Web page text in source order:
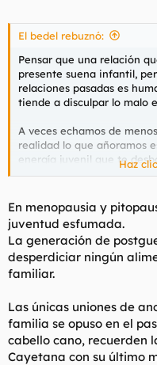
El bedel rebuznó:
Pensar que una relación
presente suena infantil,
relaciones pasadas es
tiende a disculpar lo malo
A veces echamos de
realidad lo que añoramos
energía juvenil que te
permitía rastrear el
Nosotros somos esos
en blanco y negro de un
bien se vivía con Franco y
que hacía antes, cuando
pero los arrimabas al
pisáramos nieve con
siguiente con una
Haz
En menopausia y
juventud esfumada.
La generación de
desperdiciar ningún
familiar.
Las únicas uniones de
familia se opuso en el
cabello cano, recuerden
Cayetana con su último